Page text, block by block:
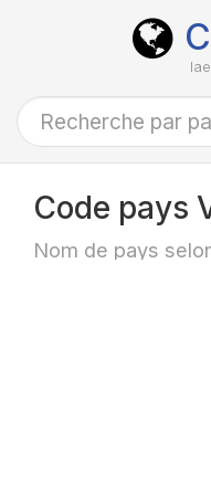
Code pays